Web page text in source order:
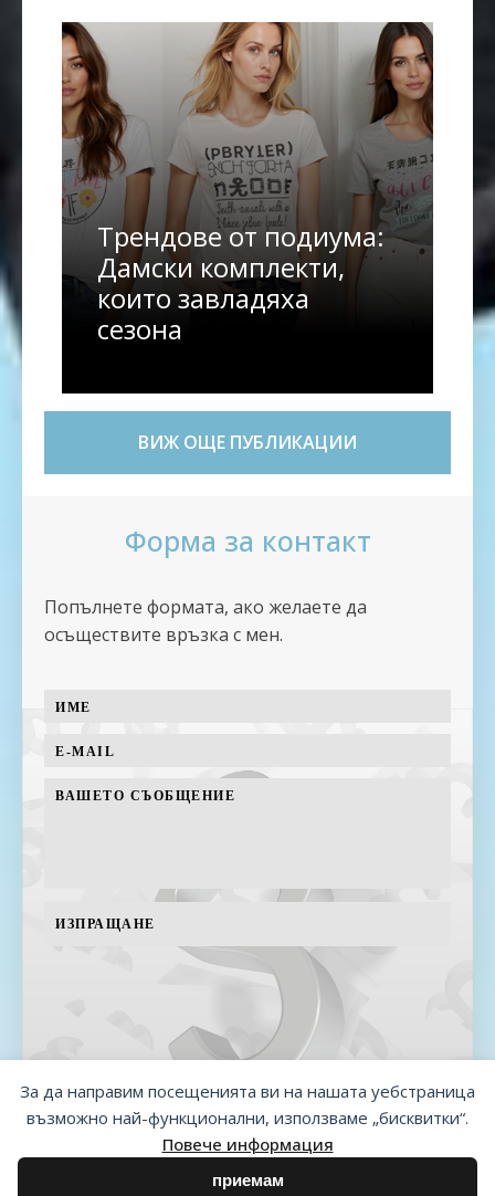
Трендове от подиума:
Дамски комплекти,
които завладяха
сезона
ВИЖ ОЩЕ ПУБЛИКАЦИИ
Форма за контакт
Попълнете формата, ако желаете да
осъществите връзка с мен.
За да направим посещенията ви на нашата уебстраница
възможно най-функционални, използваме „бисквитки“.
Повече информация
приемам